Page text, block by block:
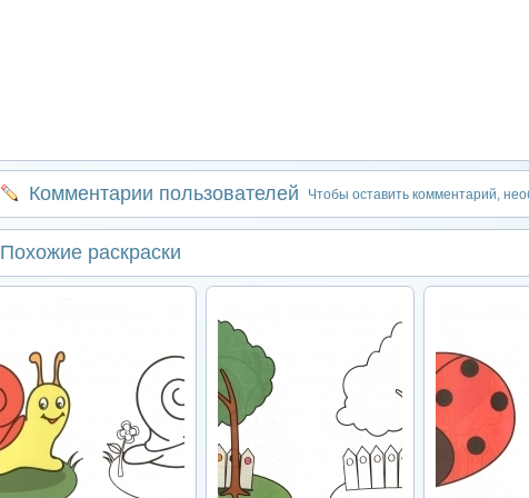
Комментарии пользователей Чтобы оставить комментарий,
Похожие раскраски